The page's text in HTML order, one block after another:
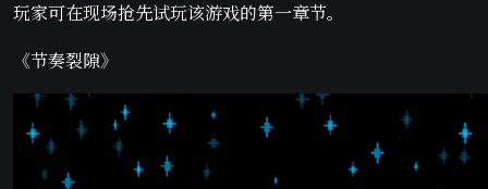
玩家可在现场抢先试玩该游戏的第一章节。
《节奏裂隙》